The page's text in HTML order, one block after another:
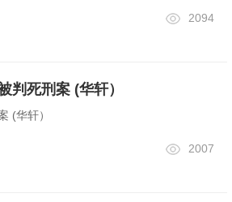
2094
判死刑案 (华轩）
(华轩）
2007